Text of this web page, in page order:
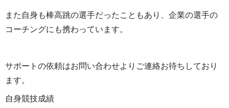
また自身も棒高跳の選手だったこともあり、企業の選手の
コーチングにも携わっています。
サポートの依頼はお問い合わせよりご連絡お待ちしており
ます。
自身競技成績